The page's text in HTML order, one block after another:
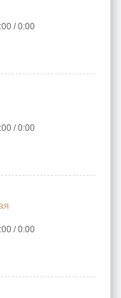
/ 0:00
/ 0:00
/ 0:00